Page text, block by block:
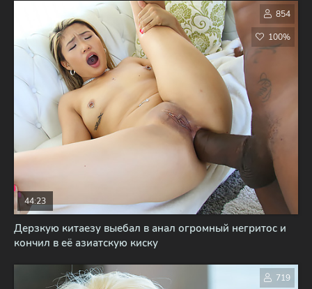
Дерзкую китаезу выебал в анал огромный негритос и
кончил в её азиатскую киску
44:23
854
100%
719